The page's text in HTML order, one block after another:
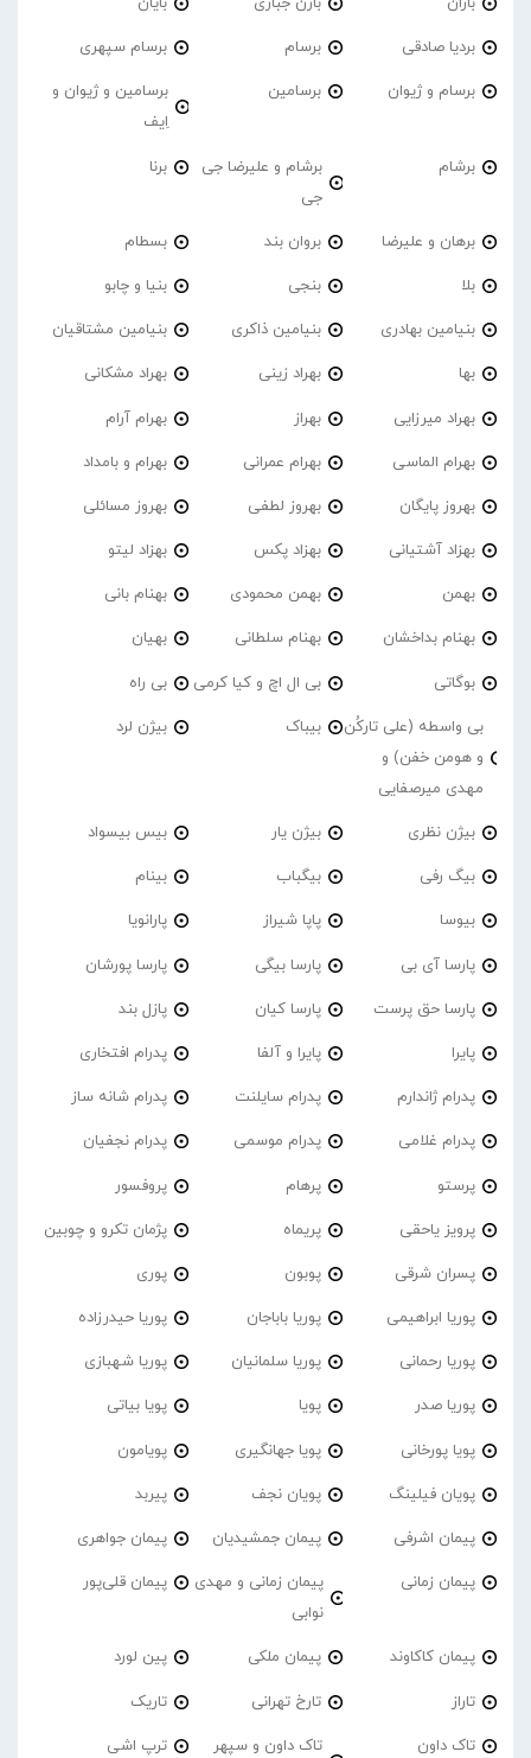
بردیا صادقی برسام برسام سپهری
برسام و ژیوان برسامین
برسامین و ژیوان و
اِیف
برشام
برشام و علیرضا جی
جی
برنا
برهان و علیرضا بروان بند بسطام
بلا بنجی بنیا و چابو
بنیامین بهادری بنیامین ذاکری بنیامین مشتاقیان
بها بهراد زینی بهراد مشکانی
بهراد میرزایی بهراز بهرام آرام
بهرام الماسی بهرام عمرانی بهرام و بامداد
بهروز پایگان بهروز لطفی بهروز مسائلی
بهزاد آشتیانی بهزاد پکس بهزاد لیتو
بهمن بهمن محمودی بهنام بانی
بهنام بداخشان بهنام سلطانی بهیان
بوگاتی بی ال اچ و کیا کرمی بی راه
بی واسطه (علی تارکُن
و هومن خفن) و
مهدی میرصفایی
بیباک بیژن لرد
بیژن نظری بیژن یار بیس بیسواد
بیگ رفی بیگباب بینام
بیوسا پاپا شیراز پارانویا
پارسا آی بی پارسا بیگی پارسا پورشان
پارسا حق پرست پارسا کیان پازل بند
پایرا پایرا و آلفا پدرام افتخاری
پدرام ژاندارم پدرام‌ سایلنت پدرام شانه ساز
پدرام غلامی پدرام موسمی پدرام نجفیان
پرستو پرهام پروفسور
پرویز یاحقی پریماه پژمان تکرو و چوبین
پسران شرقی پوبون پوری
پوریا ابراهیمی پوریا باباجان پوریا حیدرزاده
پوریا رحمانی پوریا سلمانیان پوریا شهبازی
پوریا صدر پویا پویا بیاتی
پویا پورخانی پویا جهانگیری پویامون
پویان فیلینگ پویان نجف پیربد
پیمان اشرفی پیمان جمشیدیان پیمان جواهری
پیمان زمانی
پیمان زمانی و مهدی
نوابی
پیمان قلی‌پور
پیمان کاکاوند پیمان ملکی پین لورد
تاراز تارخ تهرانی تاریک
تاک داون
تاک داون و سپهر
ترپ اشی